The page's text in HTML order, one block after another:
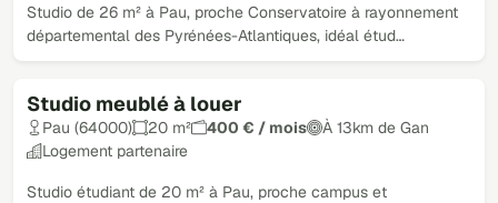
Studio de 26 m² à Pau, proche Conservatoire à rayonnement
départemental des Pyrénées-Atlantiques, idéal étud…
Studio meublé à louer
Pau (64000) 20 m² 400 € / mois
À 13km de Gan
Logement partenaire
Studio étudiant de 20 m² à Pau, proche campus et